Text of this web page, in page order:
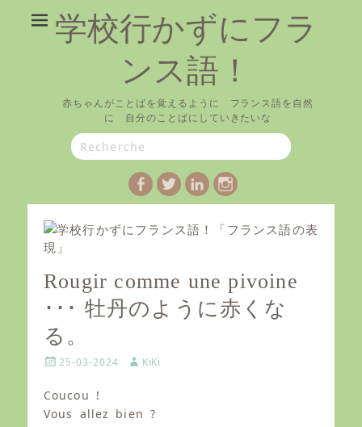
学校行かずにフラ
ンス語！
赤ちゃんがことばを覚えるように フランス語を自然
に 自分のことばにしていきたいな
Search
for:
Facebook
TwitterLinkedIn
Instagram
Rougir comme une pivoine
･･･ 牡丹のように赤くな
る。
P
s
e
25-03-2024
A
o
KiKi
Coucou !
Vous allez bien ?